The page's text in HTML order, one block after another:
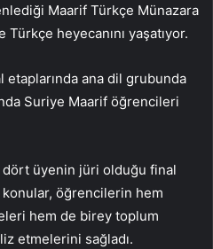
Maarif Türkçe Münazara
Türkçe heyecanını yaşatıyor.
etaplarında ana dil grubunda
Suriye Maarif öğrencileri
üyenin jüri olduğu final
konular, öğrencilerin hem
hem de birey toplum
etmelerini sağladı.